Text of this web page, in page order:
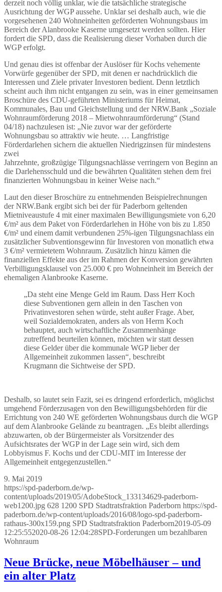
derzeit noch völlig unklar, wie die tatsächliche strategische
Ausrichtung der WGP aussehe. Unklar sei deshalb auch, wie die
vorgesehenen 240 Wohneinheiten geförderten Wohnungsbaus im
Bereich der Alanbrooke Kaserne umgesetzt werden sollten. Hier
fordert die SPD, dass die Realisierung dieser Vorhaben durch die
WGP erfolgt.
Und genau dies ist offenbar der Auslöser für Kochs vehemente
Vorwürfe gegenüber der SPD, mit denen er nachdrücklich die
Interessen und Ziele privater Investoren bedient. Denn letztlich
scheint auch ihm nicht entgangen zu sein, was in einer gemeinsamen
Broschüre des CDU-geführten Ministeriums für Heimat,
Kommunales, Bau und Gleichstellung und der NRW.Bank „Soziale
Wohnraumförderung 2018 – Mietwohnraumförderung“ (Stand
04/18) nachzulesen ist: „Nie zuvor war der geförderte
Wohnungsbau so attraktiv wie heute. … Langfristige
Förderdarlehen sichern die aktuellen Niedrigzinsen für mindestens
zwei
Jahrzehnte, großzügige Tilgungsnachlässe verringern von Beginn an
die Darlehensschuld und die bewährten Qualitäten stehen dem frei
finanzierten Wohnungsbau in keiner Weise nach.“
Laut den dieser Broschüre zu entnehmenden Beispielrechnungen
der NRW.Bank ergibt sich bei der für Paderborn geltenden
Mietniveaustufe 4 mit einer maximalen Bewilligungsmiete von 6,20
€/m² aus dem Paket von Förderdarlehen in Höhe von bis zu 1.850
€/m² und einem damit verbundenen 25%-igen Tilgungsnachlass ein
zusätzlicher Subventionsgewinn für Investoren von monatlich etwa
3 €/m² vermietetem Wohnraum. Zusätzlich hinzu kämen die
finanziellen Effekte aus der im Rahmen der Konversion gewährten
Verbilligungsklausel von 25.000 € pro Wohneinheit im Bereich der
ehemaligen Alanbrooke Kaserne.
„Da steht eine Menge Geld im Raum. Dass Herr Koch
diese Subventionen gern allein in den Taschen von
Privatinvestoren sehen würde, steht außer Frage. Aber,
weil Sozialdemokraten, anders als von Herrn Koch
behauptet, auch wirtschaftliche Zusammenhänge
zutreffend beurteilen können, möchten wir statt dessen
diese Gelder über die kommunale WGP lieber der
Allgemeinheit zukommen lassen“, beschreibt
Krugmann die Sichtweise der SPD.
Deshalb, so lautet sein Fazit, sei es dringend erforderlich, möglichst
umgehend Förderzusagen von den Bewilligungsbehörden für die
Errichtung von 240 WE geförderten Wohnungsbaus durch die WGP
auf dem Alanbrooke Gelände zu beantragen. „Es bleibt allerdings
abzuwarten, ob der Bürgermeister als Vorsitzender des
Aufsichtsrates der WGP in der Lage sein wird, sich dem
Lobbyismus F. Kochs und der CDU-MIT im Interesse der
Allgemeinheit entgegenzustellen.“
9. Mai 2019
https://spd-paderborn.de/wp-
content/uploads/2019/05/AdobeStock_133134629-paderborn-
web1200.jpg 628 1200 SPD Stadtratsfraktion Paderborn https://spd-
paderborn.de/wp-content/uploads/2016/08/logo-spd-paderborn-
rathaus-300x159.png SPD Stadtratsfraktion Paderborn2019-05-09
12:25:552020-08-26 12:04:28SPD-Forderungen um bezahlbaren
Wohnraum
Neue Brücke, neue Möbelhäuser – und
ein alter Platz